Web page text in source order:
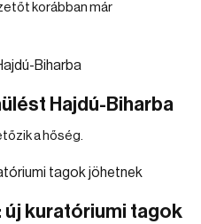
korábban már
Hajdú-Biharba
a hőség.
új kuratóriumi tagok